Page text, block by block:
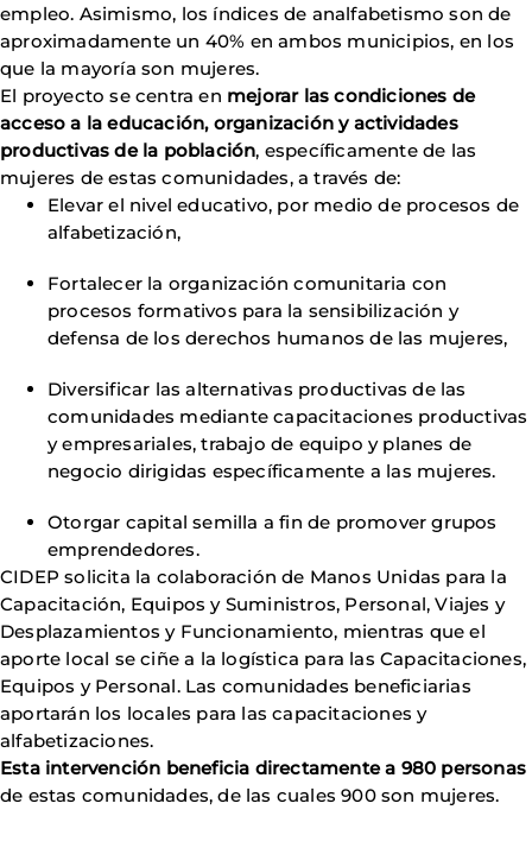
empleo. Asimismo, los índices de analfabetismo son de
aproximadamente un 40% en ambos municipios, en los
que la mayoría son mujeres.
El proyecto se centra en mejorar las condiciones de
acceso a la educación, organización y actividades
productivas de la población, específicamente de las
mujeres de estas comunidades, a través de:
Elevar el nivel educativo, por medio de procesos de
alfabetización,
Fortalecer la organización comunitaria con
procesos formativos para la sensibilización y
defensa de los derechos humanos de las mujeres,
Diversificar las alternativas productivas de las
comunidades mediante capacitaciones productivas
y empresariales, trabajo de equipo y planes de
negocio dirigidas específicamente a las mujeres.
Otorgar capital semilla a fin de promover grupos
emprendedores.
CIDEP solicita la colaboración de Manos Unidas para la
Capacitación, Equipos y Suministros, Personal, Viajes y
Desplazamientos y Funcionamiento, mientras que el
aporte local se ciñe a la logística para las Capacitaciones,
Equipos y Personal. Las comunidades beneficiarias
aportarán los locales para las capacitaciones y
alfabetizaciones.
Esta intervención beneficia directamente a 980 personas
de estas comunidades, de las cuales 900 son mujeres.